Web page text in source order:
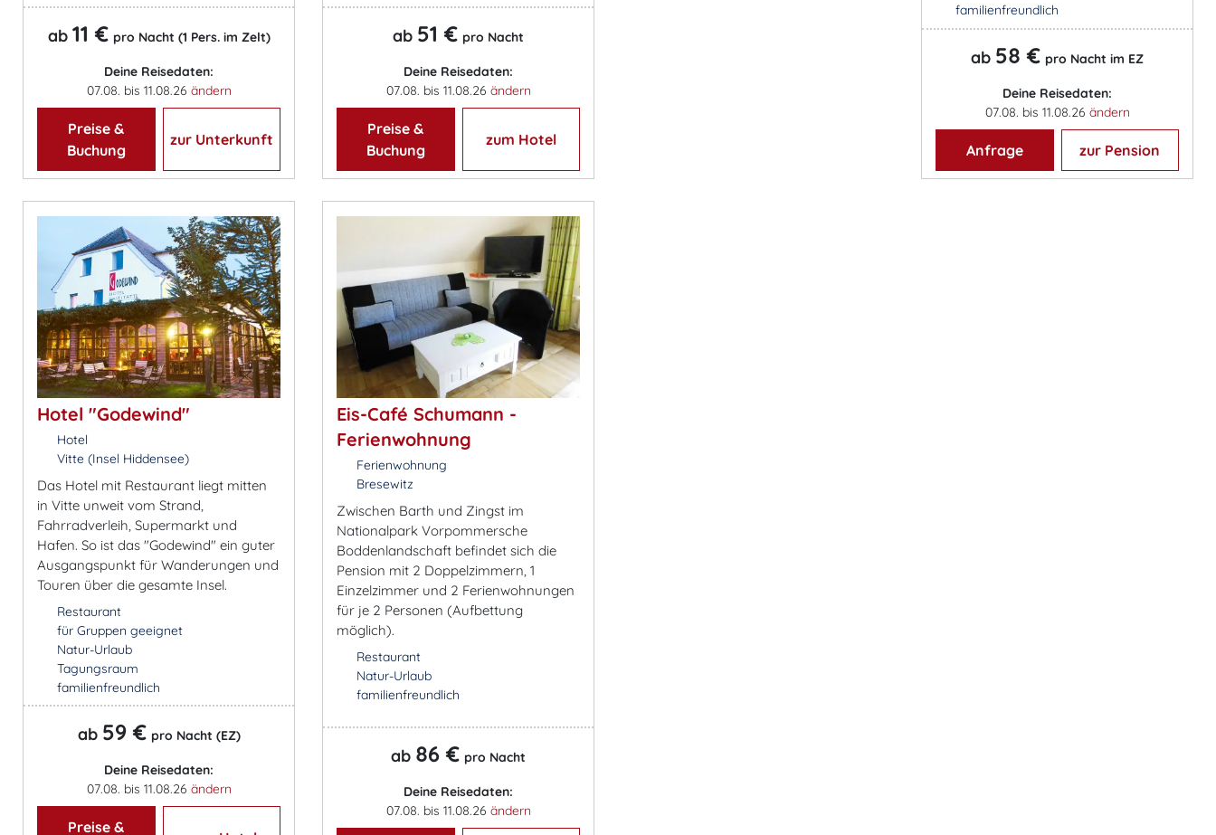
ab 11 € pro Nacht (1 Pers. im Zelt)
Deine Reisedaten:
07.08. bis 11.08.26 ändern
Preise &
Buchung
zur Unterkunft
ab 51 € pro Nacht
Deine Reisedaten:
07.08. bis 11.08.26 ändern
Preise &
Buchung
zum Hotel
familienfreundlich
ab 58 € pro Nacht im EZ
Deine Reisedaten:
07.08. bis 11.08.26 ändern
Anfrage zur Pension
Hotel "Godewind"
Hotel
Vitte (Insel Hiddensee)
Das Hotel mit Restaurant liegt mitten
in Vitte unweit vom Strand,
Fahrradverleih, Supermarkt und
Hafen. So ist das "Godewind" ein guter
Ausgangspunkt für Wanderungen und
Touren über die gesamte Insel.
Restaurant
für Gruppen geeignet
Natur-Urlaub
Tagungsraum
familienfreundlich
ab 59 € pro Nacht (EZ)
Deine Reisedaten:
07.08. bis 11.08.26 ändern
Preise &
Eis-Café Schumann -
Ferienwohnung
Ferienwohnung
Bresewitz
Zwischen Barth und Zingst im
Nationalpark Vorpommersche
Boddenlandschaft befindet sich die
Pension mit 2 Doppelzimmern, 1
Einzelzimmer und 2 Ferienwohnungen
für je 2 Personen (Aufbettung
möglich).
Restaurant
Natur-Urlaub
familienfreundlich
ab 86 € pro Nacht
Deine Reisedaten:
07.08. bis 11.08.26 ändern